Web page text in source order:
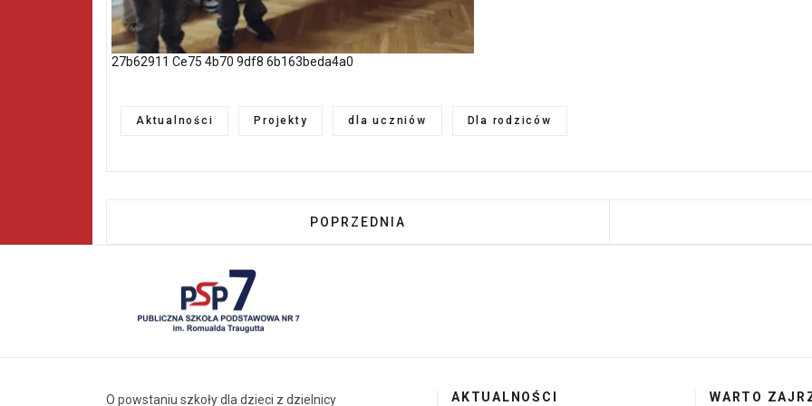
27b62911 Ce75 4b70 9df8 6b163beda4a0
Aktualności Projekty dla uczniów Dla rodziców
POPRZEDNIA STRONA: 16 LISTOPADA – MIĘDZYNARODOWY DZIEŃ
POPRZEDNIA
O powstaniu szkoły dla dzieci z dzielnicy AKTUALNOŚCI WARTO